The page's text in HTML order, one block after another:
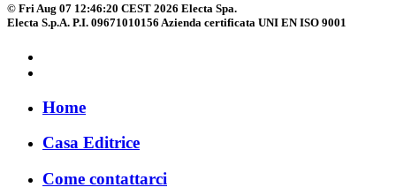
© Fri Aug 07 12:46:20 CEST 2026 Electa Spa.
Electa S.p.A. P.I. 09671010156 Azienda certificata UNI EN ISO 9001
Home
Casa Editrice
Come contattarci